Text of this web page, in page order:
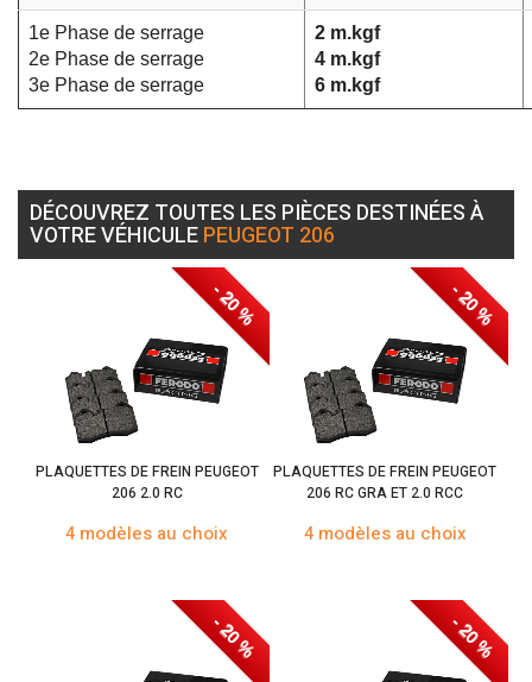
1e Phase de serrage
2e Phase de serrage
3e Phase de serrage
2 m.kgf
4 m.kgf
6 m.kgf
DÉCOUVREZ TOUTES LES PIÈCES DESTINÉES À
VOTRE VÉHICULEPEUGEOT 206
- 20 %
PLAQUETTES DE FREIN PEUGEOT
206 2.0 RC
4 modèles au choix
- 20 %
PLAQUETTES DE FREIN PEUGEOT
206 RC GRA ET 2.0 RCC
4 modèles au choix
- 20 % - 20 %